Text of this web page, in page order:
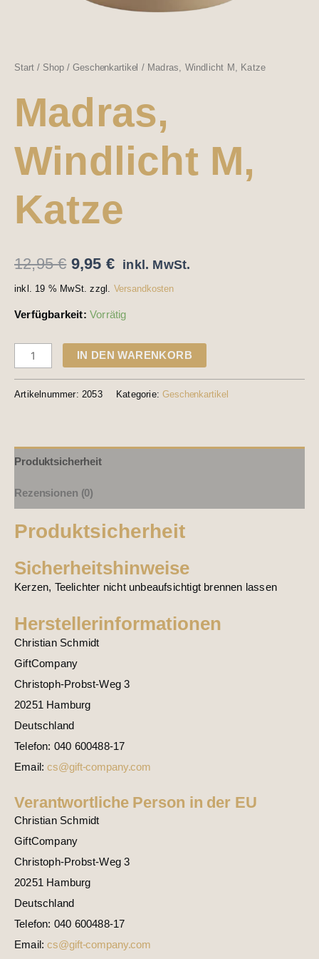
Start/ Shop/Geschenkartikel / Madras, Windlicht M, Katze
Madras,
Windlicht M,
Katze
12,95€ 9,95 € inkl. MwSt.
inkl. 19 % MwSt. zzgl. Versandkosten
Verfügbarkeit: Vorrätig
IN DEN WARENKORB
Artikelnummer: 2053 Kategorie:Geschenkartikel
Produktsicherheit
Rezensionen (0)
Produktsicherheit
Sicherheitshinweise
Kerzen, Teelichter nicht unbeaufsichtigt brennen lassen
Herstellerinformationen
Christian Schmidt
GiftCompany
Christoph-Probst-Weg 3
20251 Hamburg
Deutschland
Telefon: 040 600488-17
Email:cs@gift-company.com
Verantwortliche Person in der EU
Christian Schmidt
GiftCompany
Christoph-Probst-Weg 3
20251 Hamburg
Deutschland
Telefon: 040 600488-17
Email:cs@gift-company.com